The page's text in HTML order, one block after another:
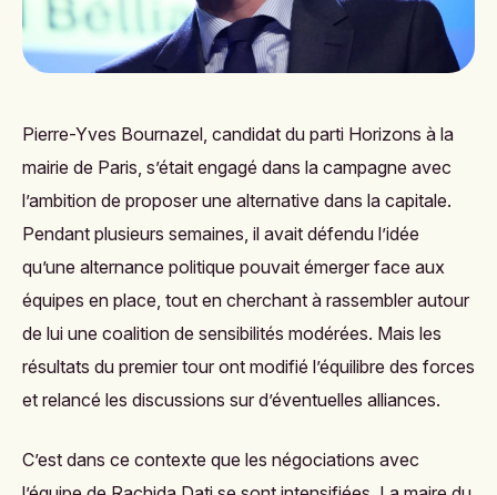
Pierre-Yves Bournazel, candidat du parti Horizons à la
mairie de Paris, s’était engagé dans la campagne avec
l’ambition de proposer une alternative dans la capitale.
Pendant plusieurs semaines, il avait défendu l’idée
qu’une alternance politique pouvait émerger face aux
équipes en place, tout en cherchant à rassembler autour
de lui une coalition de sensibilités modérées. Mais les
résultats du premier tour ont modifié l’équilibre des forces
et relancé les discussions sur d’éventuelles alliances.
C’est dans ce contexte que les négociations avec